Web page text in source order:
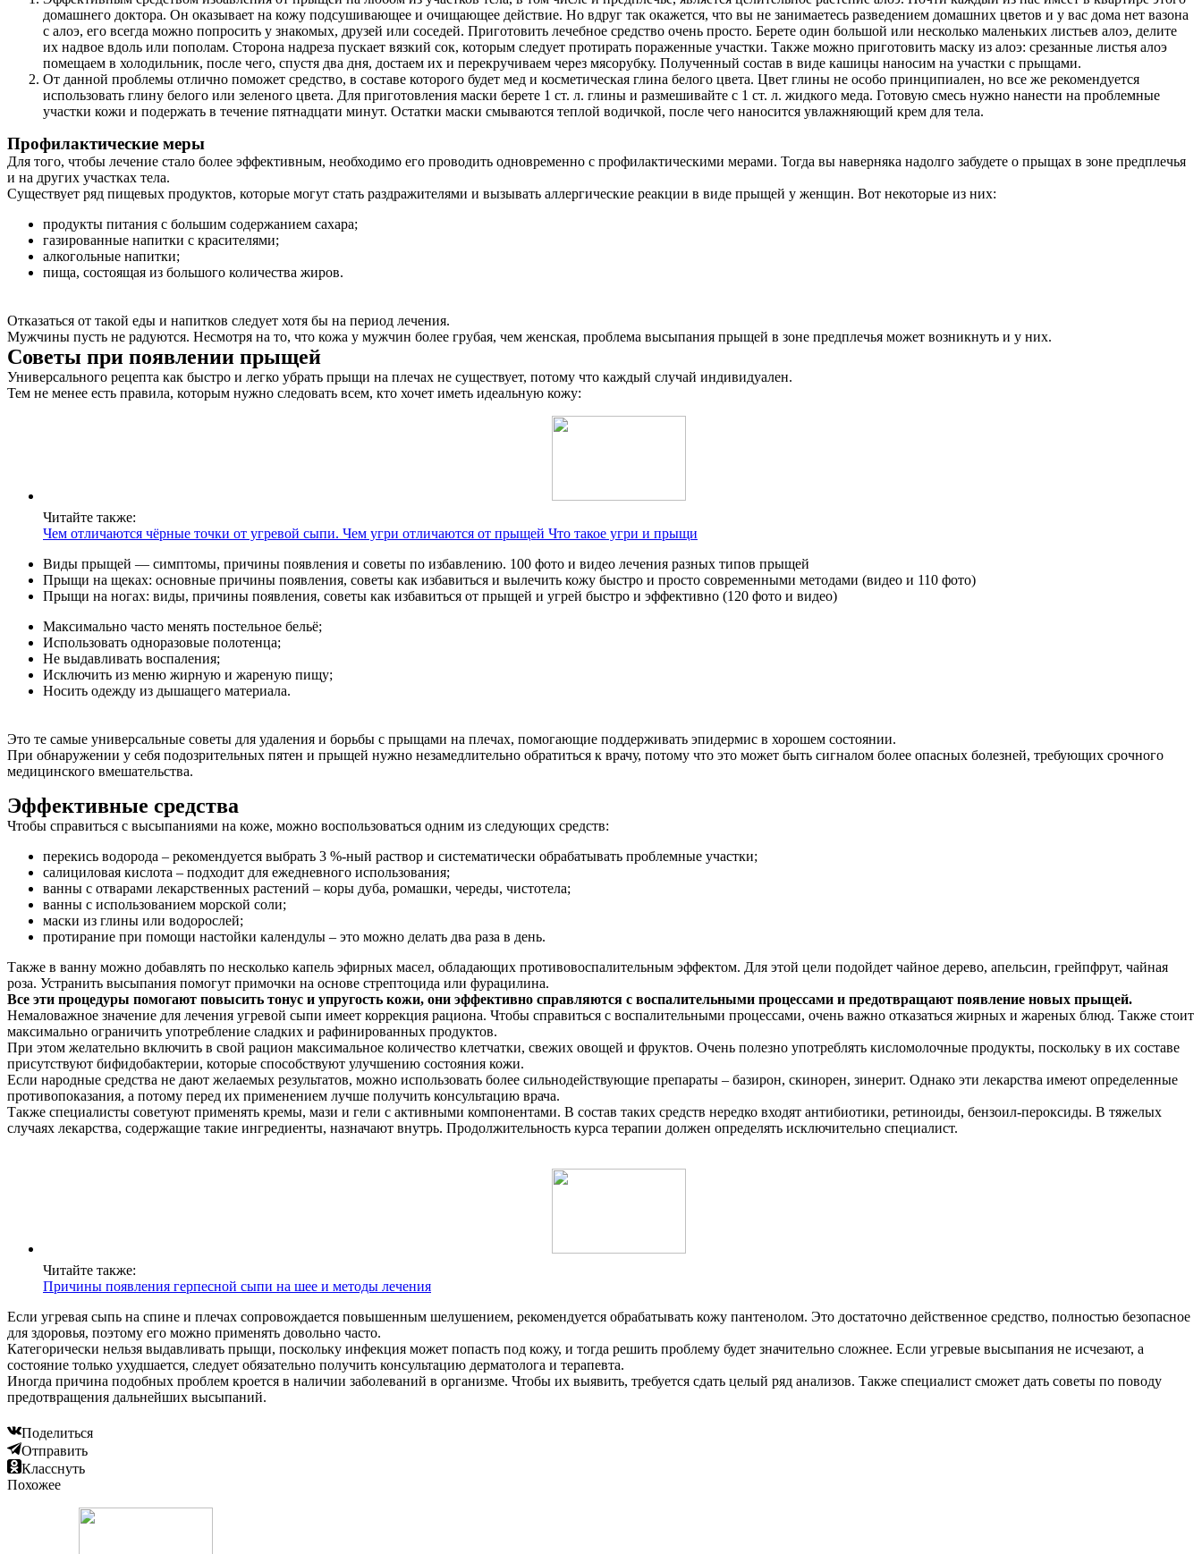
домашнего доктора. Он оказывает на кожу подсушивающее и очищающее действие. Но вдруг так окажется, что вы не занимаетесь разведением домашних цветов и у вас дома нет вазона
с алоэ, его всегда можно попросить у знакомых, друзей или соседей. Приготовить лечебное средство очень просто. Берете один большой или несколько маленьких листьев алоэ, делите
их надвое вдоль или пополам. Сторона надреза пускает вязкий сок, которым следует протирать пораженные участки. Также можно приготовить маску из алоэ: срезанные листья алоэ
помещаем в холодильник, после чего, спустя два дня, достаем их и перекручиваем через мясорубку. Полученный состав в виде кашицы наносим на участки с прыщами.
От данной проблемы отлично поможет средство, в составе которого будет мед и косметическая глина белого цвета. Цвет глины не особо принципиален, но все же рекомендуется
использовать глину белого или зеленого цвета. Для приготовления маски берете 1 ст. л. глины и размешивайте с 1 ст. л. жидкого меда. Готовую смесь нужно нанести на проблемные
участки кожи и подержать в течение пятнадцати минут. Остатки маски смываются теплой водичкой, после чего наносится увлажняющий крем для тела.
Профилактические меры
Для того, чтобы лечение стало более эффективным, необходимо его проводить одновременно с профилактическими мерами. Тогда вы наверняка надолго забудете о прыщах в зоне предплечья
и на других участках тела.
Существует ряд пищевых продуктов, которые могут стать раздражителями и вызывать аллергические реакции в виде прыщей у женщин. Вот некоторые из них:
продукты питания с большим содержанием сахара;
газированные напитки с красителями;
алкогольные напитки;
пища, состоящая из большого количества жиров.
Отказаться от такой еды и напитков следует хотя бы на период лечения.
Мужчины пусть не радуются. Несмотря на то, что кожа у мужчин более грубая, чем женская, проблема высыпания прыщей в зоне предплечья может возникнуть и у них.
Советы при появлении прыщей
Универсального рецепта как быстро и легко убрать прыщи на плечах не существует, потому что каждый случай индивидуален.
Тем не менее есть правила, которым нужно следовать всем, кто хочет иметь идеальную кожу:
Читайте также:
Чем отличаются чёрные точки от угревой сыпи. Чем угри отличаются от прыщей Что такое угри и прыщи
Виды прыщей — симптомы, причины появления и советы по избавлению. 100 фото и видео лечения разных типов прыщей
Прыщи на щеках: основные причины появления, советы как избавиться и вылечить кожу быстро и просто современными методами (видео и 110 фото)
Прыщи на ногах: виды, причины появления, советы как избавиться от прыщей и угрей быстро и эффективно (120 фото и видео)
Максимально часто менять постельное бельё;
Использовать одноразовые полотенца;
Не выдавливать воспаления;
Исключить из меню жирную и жареную пищу;
Носить одежду из дышащего материала.
Это те самые универсальные советы для удаления и борьбы с прыщами на плечах, помогающие поддерживать эпидермис в хорошем состоянии.
При обнаружении у себя подозрительных пятен и прыщей нужно незамедлительно обратиться к врачу, потому что это может быть сигналом более опасных болезней, требующих срочного
медицинского вмешательства.
Эффективные средства
Чтобы справиться с высыпаниями на коже, можно воспользоваться одним из следующих средств:
перекись водорода – рекомендуется выбрать 3 %-ный раствор и систематически обрабатывать проблемные участки;
салициловая кислота – подходит для ежедневного использования;
ванны с отварами лекарственных растений – коры дуба, ромашки, череды, чистотела;
ванны с использованием морской соли;
маски из глины или водорослей;
протирание при помощи настойки календулы – это можно делать два раза в день.
Также в ванну можно добавлять по несколько капель эфирных масел, обладающих противовоспалительным эффектом. Для этой цели подойдет чайное дерево, апельсин, грейпфрут, чайная
роза. Устранить высыпания помогут примочки на основе стрептоцида или фурацилина.
Все эти процедуры помогают повысить тонус и упругость кожи, они эффективно справляются с воспалительными процессами и предотвращают появление новых прыщей.
Немаловажное значение для лечения угревой сыпи имеет коррекция рациона. Чтобы справиться с воспалительными процессами, очень важно отказаться жирных и жареных блюд. Также стоит
максимально ограничить употребление сладких и рафинированных продуктов.
При этом желательно включить в свой рацион максимальное количество клетчатки, свежих овощей и фруктов. Очень полезно употреблять кисломолочные продукты, поскольку в их составе
присутствуют бифидобактерии, которые способствуют улучшению состояния кожи.
Если народные средства не дают желаемых результатов, можно использовать более сильнодействующие препараты – базирон, скинорен, зинерит. Однако эти лекарства имеют определенные
противопоказания, а потому перед их применением лучше получить консультацию врача.
Также специалисты советуют применять кремы, мази и гели с активными компонентами. В состав таких средств нередко входят антибиотики, ретиноиды, бензоил-пероксиды. В тяжелых
случаях лекарства, содержащие такие ингредиенты, назначают внутрь. Продолжительность курса терапии должен определять исключительно специалист.
Читайте также:
Причины появления герпесной сыпи на шее и методы лечения
Если угревая сыпь на спине и плечах сопровождается повышенным шелушением, рекомендуется обрабатывать кожу пантенолом. Это достаточно действенное средство, полностью безопасное
для здоровья, поэтому его можно применять довольно часто.
Категорически нельзя выдавливать прыщи, поскольку инфекция может попасть под кожу, и тогда решить проблему будет значительно сложнее. Если угревые высыпания не исчезают, а
состояние только ухудшается, следует обязательно получить консультацию дерматолога и терапевта.
Иногда причина подобных проблем кроется в наличии заболеваний в организме. Чтобы их выявить, требуется сдать целый ряд анализов. Также специалист сможет дать советы по поводу
предотвращения дальнейших высыпаний.
Поделиться
Отправить
Класснуть
Похожее